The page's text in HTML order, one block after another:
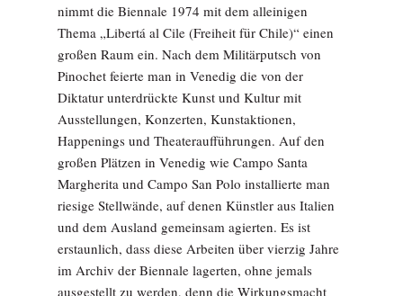
nimmt die Biennale 1974 mit dem alleinigen
Thema „Libertá al Cile (Freiheit für Chile)“ einen
großen Raum ein. Nach dem Militärputsch von
Pinochet feierte man in Venedig die von der
Diktatur unterdrückte Kunst und Kultur mit
Ausstellungen, Konzerten, Kunstaktionen,
Happenings und Theateraufführungen. Auf den
großen Plätzen in Venedig wie Campo Santa
Margherita und Campo San Polo installierte man
riesige Stellwände, auf denen Künstler aus Italien
und dem Ausland gemeinsam agierten. Es ist
erstaunlich, dass diese Arbeiten über vierzig Jahre
im Archiv der Biennale lagerten, ohne jemals
ausgestellt zu werden, denn die Wirkungsmacht